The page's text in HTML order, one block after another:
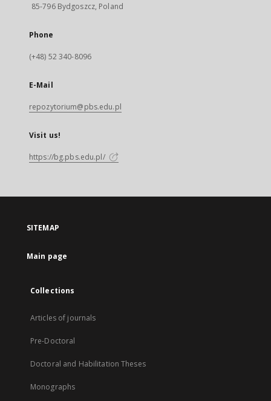
85-796 Bydgoszcz, Poland
Phone
(+48) 52 340-8096
E-Mail
repozytorium@pbs.edu.pl
Visit us!
https://bg.pbs.edu.pl/
SITEMAP
Main page
Collections
Articles of journals
Pre-Doctoral
Doctoral and Habilitation Theses
Monographs